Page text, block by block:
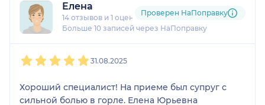
Елена
14 отзывов и 1 оценка
Больше 10 записей через НаПоправку
Проверен НаПоправку
31.08.2025
Хороший специалист! На приеме был супруг с
сильной болью в горле. Елена Юрьевна